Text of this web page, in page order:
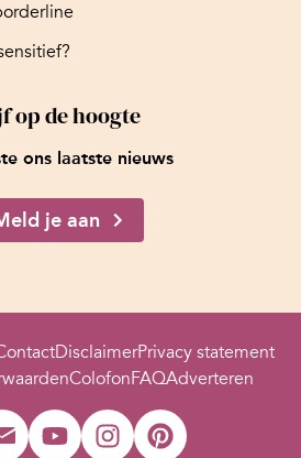
op de hoogte
ons laatste nieuws
je aan
DisclaimerPrivacy statement
ColofonFAQAdverteren